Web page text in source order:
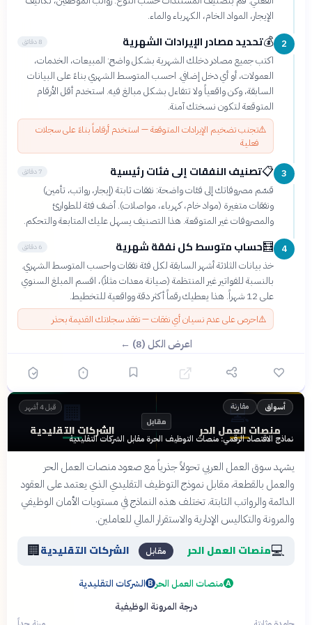
الإيجار، المواد الخام، الكهرباء والماء.
2
💰تحديد مصادر الإيرادات الشهرية 8 دقائق
اكتب جميع مصادر دخلك الشهرية بشكل واضح: المبيعات، الخدمات،
العمولات، أو أي دخل إضافي. احسب المتوسط الشهري بناءً على البيانات
السابقة، وكن واقعياً ولا تتفاءل بشكل مبالغ فيه. استخدم أقل الأرقام
المتوقعة لتكون نسختك آمنة.
⚠️تجنب تضخيم الإيرادات المتوقعة — استخدم أرقاماً بناءً على سجلات
فعلية
3
📋تصنيف النفقات إلى فئات رئيسية 7 دقائق
قسّم مصروفاتك إلى فئات واضحة: نفقات ثابتة (إيجار، رواتب، تأمين)
ونفقات متغيرة (مواد خام، كهرباء، مواصلات). أضف فئة للطوارئ
والمصروفات غير المتوقعة. هذا التصنيف يسهل عليك المتابعة والتحكم.
4
🧮حساب متوسط كل نفقة شهرية 6 دقائق
خذ بيانات الثلاثة أشهر السابقة لكل فئة نفقات واحسب المتوسط الشهري.
بالنسبة للفواتير غير المنتظمة (صيانة معدات مثلاً)، اقسم المبلغ السنوي
على 12 شهراً. هذا يعطيك رقماً أكثر دقة وواقعية للتخطيط.
⚠️احرص على عدم نسيان أي نفقات — تفقد سجلاتك القديمة بحذر
اعرض الكل (8) ←
أسواق مقارنة قبل 4 أشهر 💻
منصات العمل الحر مقابل 🏢
الشركات التقليدية
نماذج الاقتصاد الرقمي: منصات التوظيف الحرة مقابل الشركات التقليدية
يشهد سوق العمل العربي تحولاً جذرياً مع صعود منصات العمل الحر
والعمل بالقطعة، مقابل نموذج التوظيف التقليدي الذي يعتمد على العقود
الدائمة والرواتب الثابتة. تختلف هذه النماذج في مستويات الأمان الوظيفي
والمرونة والتكاليس الإدارية والاستقرار المالي للعاملين.
💻منصات العمل الحر مقابل الشركات التقليدية🏢
A منصات العمل الحر B الشركات التقليدية
درجة المرونة الوظيفية